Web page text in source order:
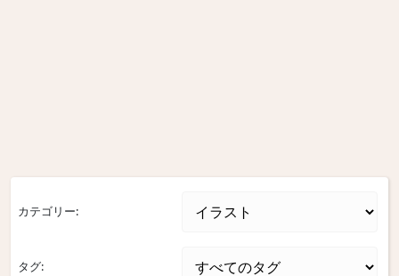
カテゴリー:
タグ: